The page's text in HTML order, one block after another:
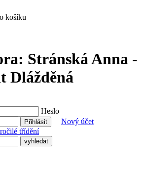
košíku
Stránská Anna -
Dlážděná
Heslo
Nový účet
třídění